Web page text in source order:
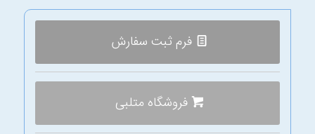
فرم ثبت سفارش
فروشگاه متلبی